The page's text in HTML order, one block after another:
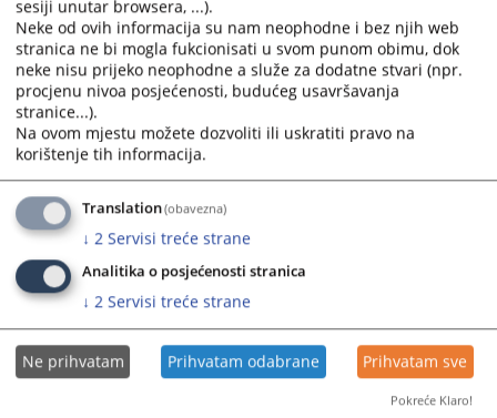
U Federaciji Bosne i Hercegovine, za postupke pred Vrhovnim
sudom FBiH, sudska taksa je propisana Zakonom o sudskim
taksama pred vrhovnim sudom Federacije BiH, dok za postupke
koji se vode pred općinskim i kantonalnim sudovima
primjenjuju se kantonalni zakoni o sudskim taksama prema
sjedištu suda.
Kalkulator takse možete pronaći na sljedećoj adresi:
Napomena:
Vrhovni sud Republike Srpske ne vrši naplatu
sudske takse
KALKULATOR TAKSE
sesiji unutar browsera, ...).
Neke od ovih informacija su nam neophodne i bez njih web
stranica ne bi mogla fukcionisati u svom punom obimu, dok
neke nisu prijeko neophodne a služe za dodatne stvari (npr.
procjenu nivoa posjećenosti, budućeg usavršavanja
stranice...).
Na ovom mjestu možete dozvoliti ili uskratiti pravo na
korištenje tih informacija.
Translation(obavezna)
↓ 2 Servisi treće strane
Analitika o posjećenosti stranica
↓ 2 Servisi treće strane
Ne prihvatam Prihvatam odabrane Prihvatam sve
Pokreće Klaro!